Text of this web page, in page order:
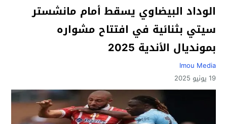
الوداد البيضاوي يسقط أمام مانشستر
سيتي بثنائية في افتتاح مشواره
بمونديال الأندية 2025
Imou Media
19 يونيو 2025